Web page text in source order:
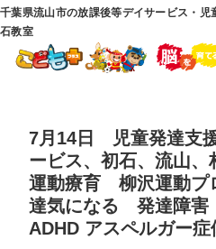
千葉県流山市の放課後等デイサービス・
石教室
7月14日 児童発達支
ービス、初石、流山
運動療育 柳沢運動
達気になる 発達障
ADHD アスペルガー症